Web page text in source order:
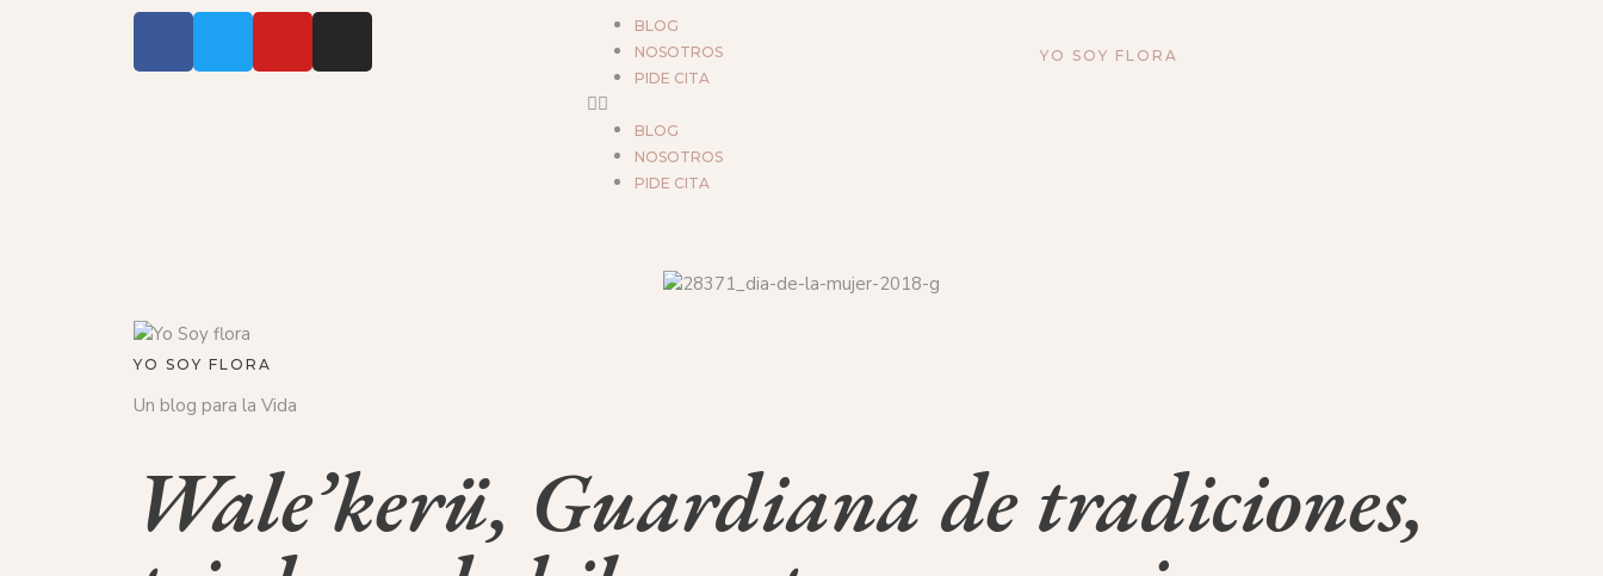
BLOG
NOSOTROS
PIDE CITA
BLOG
NOSOTROS
PIDE CITA
YO SOY FLORA
YO SOY FLORA
Un blog para la Vida
Wale’kerü, Guardiana de tradiciones,